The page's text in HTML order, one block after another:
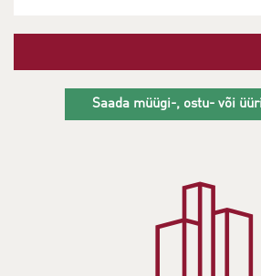
Saada müügi-, ostu- või